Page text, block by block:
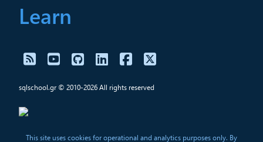
Learn
sqlschool.gr © 2010-2026 All rights reserved
This site uses cookies for operational and analytics purposes only. By